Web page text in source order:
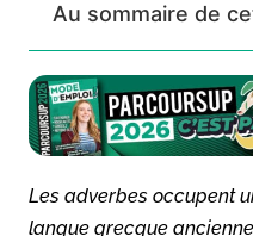
Au sommaire de
Les adverbes occupent
langue grecque